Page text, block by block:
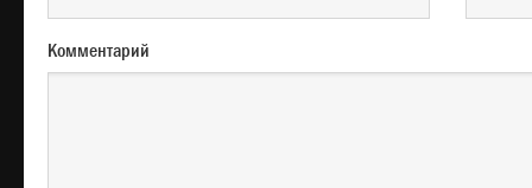
Комментарий